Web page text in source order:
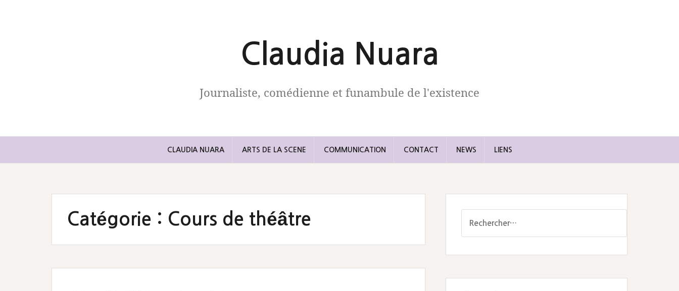
Claudia Nuara
Journaliste, comédienne et funambule de l'existence
CLAUDIA NUARA ARTS DE LA SCENE COMMUNICATION CONTACT NEWS LIENS
Catégorie : Cours de théâtre